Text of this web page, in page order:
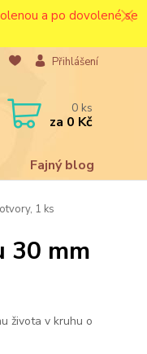
a po dovolené se
Fajný blog
Přihlášení
0 ks
za 0 Kč
1 ks
30 mm
života v kruhu o